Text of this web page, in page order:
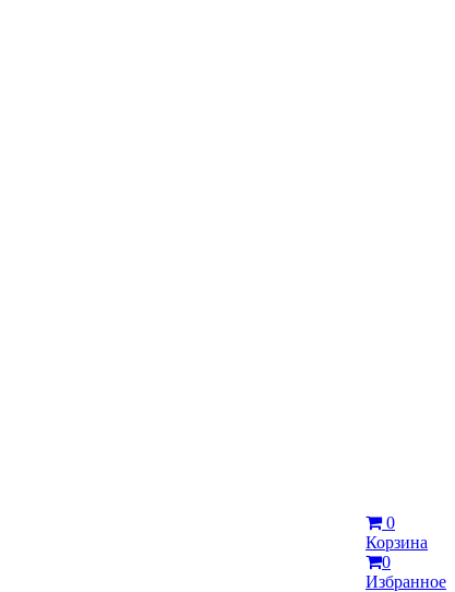
0
Корзина
0
Избранное